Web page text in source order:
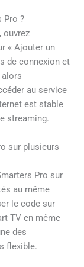
Pro ?
ouvrez
« Ajouter un
de connexion et
alors
au service
est stable
streaming.
sur plusieurs
Pro sur
au même
le code sur
TV en même
des
flexible.